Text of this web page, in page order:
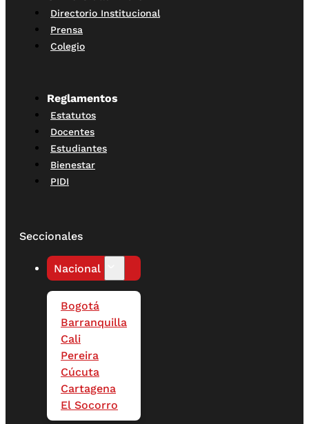
Directorio Institucional
Prensa
Colegio
Reglamentos
Estatutos
Docentes
Estudiantes
Bienestar
PIDI
Seccionales
Nacional
Bogotá
Barranquilla
Cali
Pereira
Cúcuta
Cartagena
El Socorro